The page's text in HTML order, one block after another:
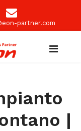
partner.com
|